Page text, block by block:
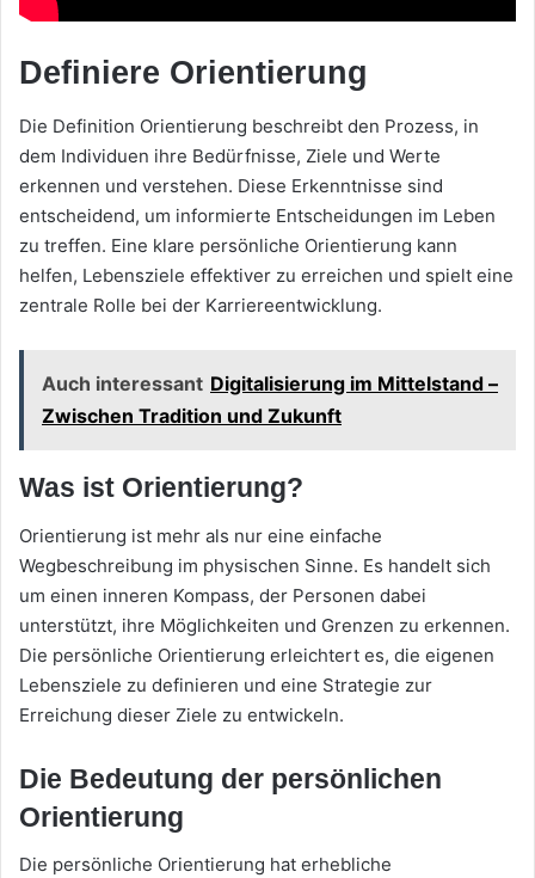
Definiere Orientierung
Die Definition Orientierung beschreibt den Prozess, in
dem Individuen ihre Bedürfnisse, Ziele und Werte
erkennen und verstehen. Diese Erkenntnisse sind
entscheidend, um informierte Entscheidungen im Leben
zu treffen. Eine klare persönliche Orientierung kann
helfen, Lebensziele effektiver zu erreichen und spielt eine
zentrale Rolle bei der Karriereentwicklung.
Auch interessant Digitalisierung im Mittelstand –
Zwischen Tradition und Zukunft
Was ist Orientierung?
Orientierung ist mehr als nur eine einfache
Wegbeschreibung im physischen Sinne. Es handelt sich
um einen inneren Kompass, der Personen dabei
unterstützt, ihre Möglichkeiten und Grenzen zu erkennen.
Die persönliche Orientierung erleichtert es, die eigenen
Lebensziele zu definieren und eine Strategie zur
Erreichung dieser Ziele zu entwickeln.
Die Bedeutung der persönlichen
Orientierung
Die persönliche Orientierung hat erhebliche